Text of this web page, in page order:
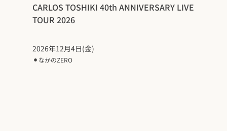
CARLOS TOSHIKI 40th ANNIVERSARY LIVE
TOUR 2026
2026年12月4日(金)
なかのZERO
⚫︎